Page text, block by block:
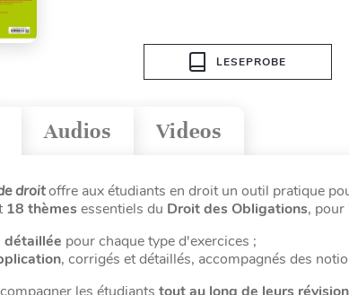
LESEPROBE
Videos
Audios
droitoffre aux étudiants en droit un outil pratique
18 thèmes essentiels du Droit des Obligations, pour
détaillée pour chaque type d'exercices ;
, corrigés et détaillés, accompagnés des